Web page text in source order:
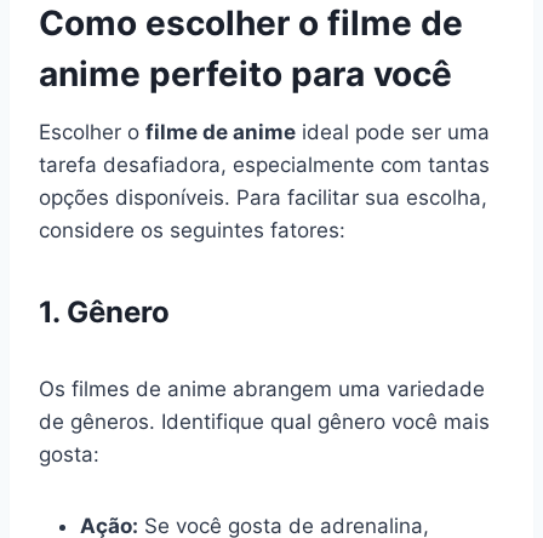
Como escolher o filme de
anime perfeito para você
Escolher o filme de anime ideal pode ser uma
tarefa desafiadora, especialmente com tantas
opções disponíveis. Para facilitar sua escolha,
considere os seguintes fatores:
1. Gênero
Os filmes de anime abrangem uma variedade
de gêneros. Identifique qual gênero você mais
gosta:
Ação: Se você gosta de adrenalina,